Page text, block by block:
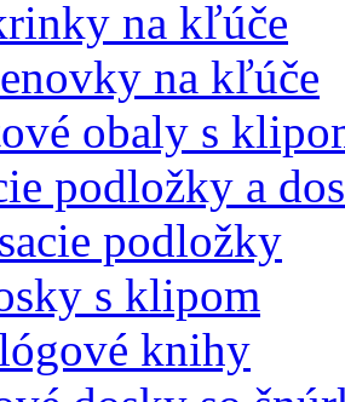
na kľúče
na kľúče
obaly s
podložky a
podložky
s klipom
knihy